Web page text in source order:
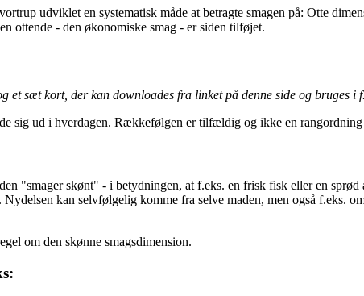
udviklet en systematisk måde at betragte smagen på: Otte
ottende - den økonomiske smag - er siden tilføjet.
sæt kort, der kan downloades fra linket på denne side og bruges i
sig ud i hverdagen. Rækkefølgen er tilfældig og ikke en rangordning
"smager skønt" - i betydningen, at f.eks. en frisk fisk eller en
kan selvfølgelig komme fra selve maden, men også f.eks.
om den skønne smagsdimension.